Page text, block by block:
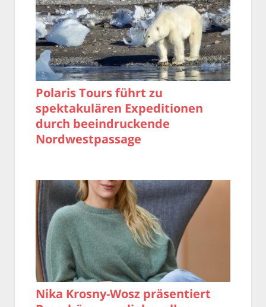
Polaris Tours führt zu
spektakulären Expeditionen
durch beeindruckende
Nordwestpassage
Nika Krosny-Wosz präsentiert